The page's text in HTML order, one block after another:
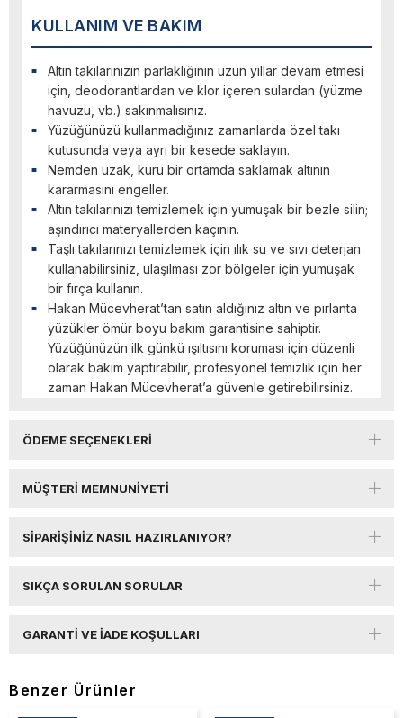
KULLANIM VE BAKIM
Altın takılarınızın parlaklığının uzun yıllar devam etmesi
için, deodorantlardan ve klor içeren sulardan (yüzme
havuzu, vb.) sakınmalısınız.
Yüzüğünüzü kullanmadığınız zamanlarda özel takı
kutusunda veya ayrı bir kesede saklayın.
Nemden uzak, kuru bir ortamda saklamak altının
kararmasını engeller.
Altın takılarınızı temizlemek için yumuşak bir bezle silin;
aşındırıcı materyallerden kaçının.
Taşlı takılarınızı temizlemek için ılık su ve sıvı deterjan
kullanabilirsiniz, ulaşılması zor bölgeler için yumuşak
bir fırça kullanın.
Hakan Mücevherat’tan satın aldığınız altın ve pırlanta
yüzükler ömür boyu bakım garantisine sahiptir.
Yüzüğünüzün ilk günkü ışıltısını koruması için düzenli
olarak bakım yaptırabilir, profesyonel temizlik için her
zaman Hakan Mücevherat’a güvenle getirebilirsiniz.
ÖDEME SEÇENEKLERI
MÜŞTERI MEMNUNIYETI
SIPARIŞINIZ NASIL HAZIRLANIYOR?
SIKÇA SORULAN SORULAR
GARANTI VE İADE KOŞULLARI
Benzer Ürünler